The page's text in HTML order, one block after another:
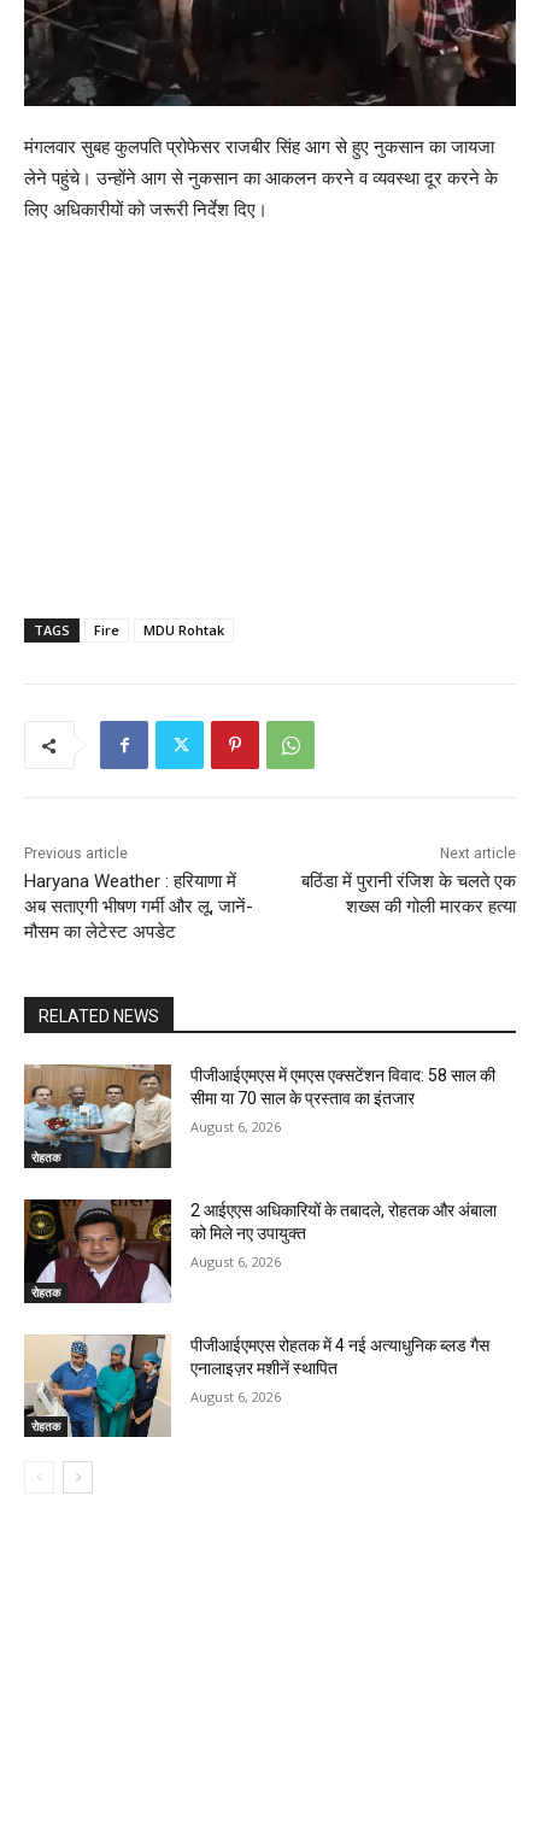
मंगलवार सुबह कुलपति प्रोफेसर राजबीर सिंह आग से हुए नुकसान का जायजा
लेने पहुंचे। उन्होंने आग से नुकसान का आकलन करने व व्यवस्था दूर करने के
लिए अधिकारीयों को जरूरी निर्देश दिए।
TAGS Fire MDU Rohtak
Previous article
Haryana Weather : हरियाणा में
अब सताएगी भीषण गर्मी और लू, जानें-
मौसम का लेटेस्ट अपडेट
Next article
बठिंडा में पुरानी रंजिश के चलते एक
शख्स की गोली मारकर हत्या
RELATED NEWS
रोहतक
पीजीआईएमएस में एमएस एक्सटेंशन विवाद: 58 साल की
सीमा या 70 साल के प्रस्ताव का इंतजार
August 6, 2026
रोहतक
2 आईएएस अधिकारियों के तबादले, रोहतक और अंबाला
को मिले नए उपायुक्त
August 6, 2026
रोहतक
पीजीआईएमएस रोहतक में 4 नई अत्याधुनिक ब्लड गैस
एनालाइज़र मशीनें स्थापित
August 6, 2026